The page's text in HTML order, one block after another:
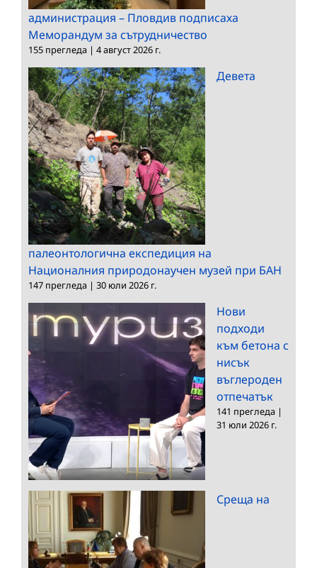
администрация – Пловдив подписаха
Меморандум за сътрудничество
155 прегледа | 4 август 2026 г.
Девета
палеонтологична експедиция на
Националния природонаучен музей при БАН
147 прегледа | 30 юли 2026 г.
Нови
подходи
към бетона с
нисък
въглероден
отпечатък
141 прегледа |
31 юли 2026 г.
Среща на